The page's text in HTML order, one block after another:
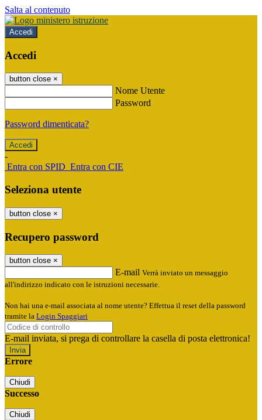
Salta al contenuto
Accedi
Accedi
button close ×
Nome Utente
Password
Password dimenticata?
-
Entra con SPID Entra con CIE
Seleziona utente
button close ×
Recupero password
button close ×
E-mail Verrà inviato un messaggio
all'indirizzo indicato con le istruzioni necessarie.
Non hai una e-mail associata al nome utente? Effettua il reset della password
tramite la Login Spaggiari
E-mail inviata, si prega di controllare la casella di posta elettronica!
Errore
Chiudi
Successo
Chiudi